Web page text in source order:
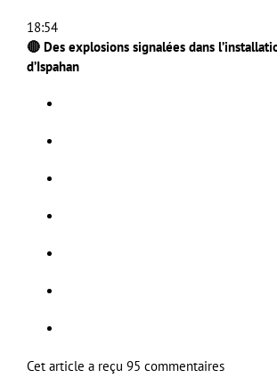
18:54
🔴 Des explosions signalées dans
d’Ispahan
Cet article a reçu 95 commentaires